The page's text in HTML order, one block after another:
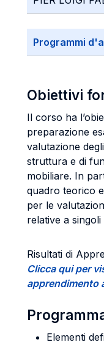
Programmi
Obiettivi
Il corso ha
preparazione
valutazione
struttura e di
mobiliare. In
quadro teorico
per le
relative a
Risultati di
Clicca qui per
apprendimento
Elementi